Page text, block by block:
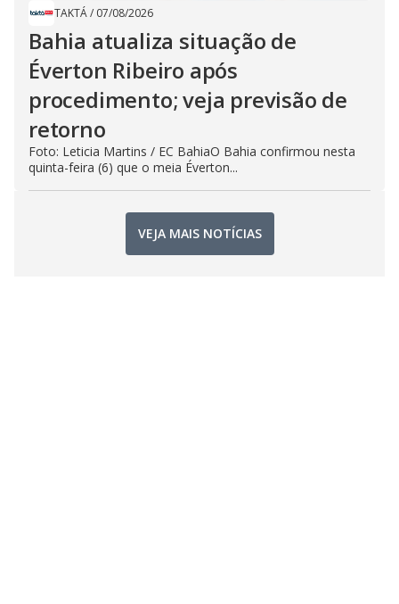
TAKTÁ/ 07/08/2026
Bahia atualiza situação de
Éverton Ribeiro após
procedimento; veja previsão de
retorno
Foto: Leticia Martins / EC BahiaO Bahia confirmou nesta
quinta-feira (6) que o meia Éverton...
VEJA MAIS NOTÍCIAS